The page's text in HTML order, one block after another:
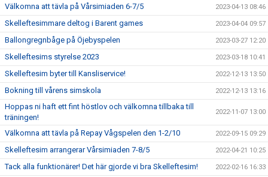
Välkomna att tävla på Vårsimiaden 6-7/5 2023-04-13 08:46
Skelleftesimmare deltog i Barent games 2023-04-04 09:57
Ballongregnbåge på Öjebyspelen 2023-03-27 12:20
Skelleftesims styrelse 2023 2023-03-18 10:41
Skelleftesim byter till Kansliservice! 2022-12-13 13:50
Bokning till vårens simskola 2022-12-13 13:16
Hoppas ni haft ett fint höstlov och välkomna tillbaka till
träningen!
2022-11-07 13:00
Välkomna att tävla på Repay Vågspelen den 1-2/10 2022-09-15 09:29
Skelleftesim arrangerar Vårsimiaden 7-8/5 2022-04-21 10:25
Tack alla funktionärer! Det här gjorde vi bra Skelleftesim! 2022-02-16 16:33